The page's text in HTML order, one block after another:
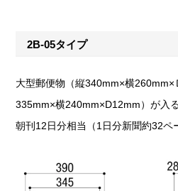
2B-05タイプ
大型郵便物（縦340mm×横
335mm×横240mm×D12mm）が入
朝刊12日分相当（1日分新聞約32ペ